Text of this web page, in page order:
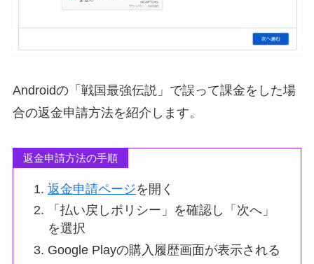
Androidの「戦国最強伝説」で誤って課金をした場
合の返金申請方法を紹介します。
返金申請方法の手順
返金申請ページを開く
「払い戻しポリシー」を確認し「次へ」
を選択
Google Playの購入履歴画面が表示される